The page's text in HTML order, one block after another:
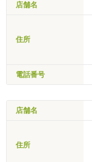
店舗名
住所
電話番号
店舗名
住所